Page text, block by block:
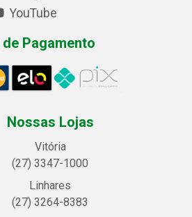
YouTube
Pagamento
Nossas Lojas
Vitória
(27) 3347-1000
Linhares
(27) 3264-8383